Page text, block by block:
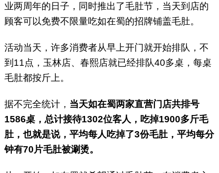
业两周年的日子，同时推出了毛肚节，当天到店的
顾客可以免费不限量吃如在蜀的招牌铺盖毛肚。
活动当天，许多消费者从早上开门就开始排队，不
到11点，玉林店、春熙店就已经排队40多桌，每桌
毛肚都按斤上。
据不完全统计， 当天如在蜀两家直营门店共排号
1586桌，总计接待1302位客人，吃掉1900多斤毛
肚，也就是说，平均每人吃掉了3份毛肚，平均每分
钟有70片毛肚被涮烫。